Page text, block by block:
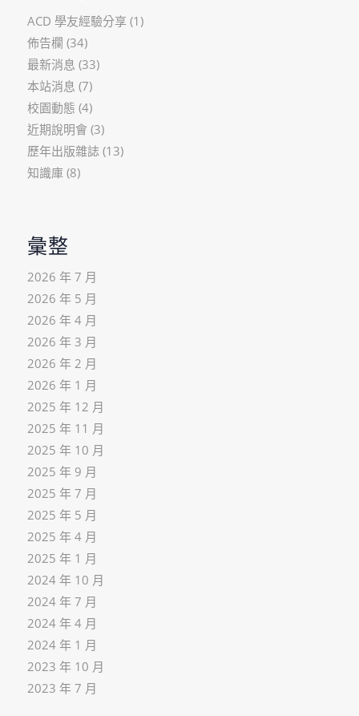
ACD 學友經驗分享 (1)
佈告欄 (34)
最新消息 (33)
本站消息 (7)
校園動態 (4)
近期說明會(3)
歷年出版雜誌 (13)
知識庫 (8)
彙整
2026 年 7 月
2026 年 5 月
2026 年 4 月
2026 年 3 月
2026 年 2 月
2026 年 1 月
2025 年 12 月
2025 年 11 月
2025 年 10 月
2025 年 9 月
2025 年 7 月
2025 年 5 月
2025 年 4 月
2025 年 1 月
2024 年 10 月
2024 年 7 月
2024 年 4 月
2024 年 1 月
2023 年 10 月
2023 年 7 月